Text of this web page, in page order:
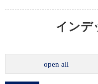
インデ
open all